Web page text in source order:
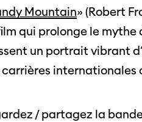
Mountain» (Robert
qui prolonge le mythe
un portrait vibrant
carrières internationales
/ partagez la